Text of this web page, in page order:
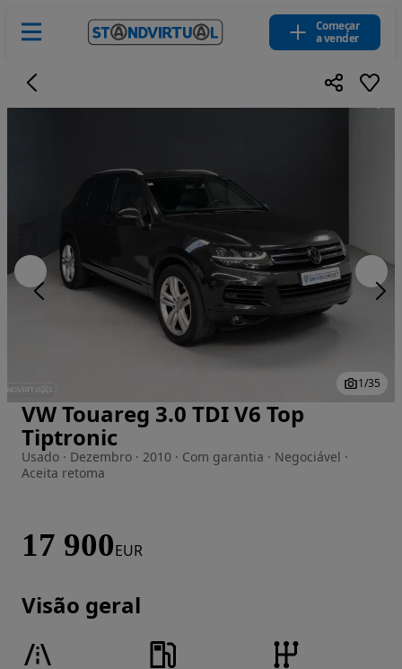
Começar
a vender
Imagem 1 de 35
1/35
VW Touareg 3.0 TDI V6 Top
Tiptronic
Usado · Dezembro · 2010 · Com garantia · Negociável ·
Aceita retoma
17 900EUR
Visão geral